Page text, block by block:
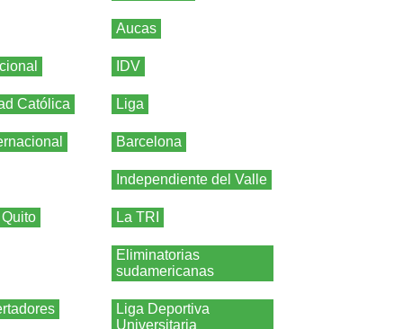
Aucas
IDV
Católica Liga
Barcelona
Independiente del Valle
La TRI
Eliminatorias
sudamericanas
Liga Deportiva
Universitaria